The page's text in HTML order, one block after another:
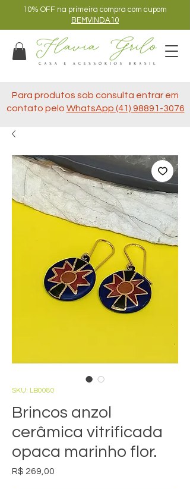
10% OFF na primeira compra com cupom
BEMVINDA10
Para produtos sob consulta entrar em
contato pelo WhatsApp (41) 98891-3076
SKU: LB0080
Brincos anzol
cerâmica vitrificada
opaca marinho flor.
R$ 269,00